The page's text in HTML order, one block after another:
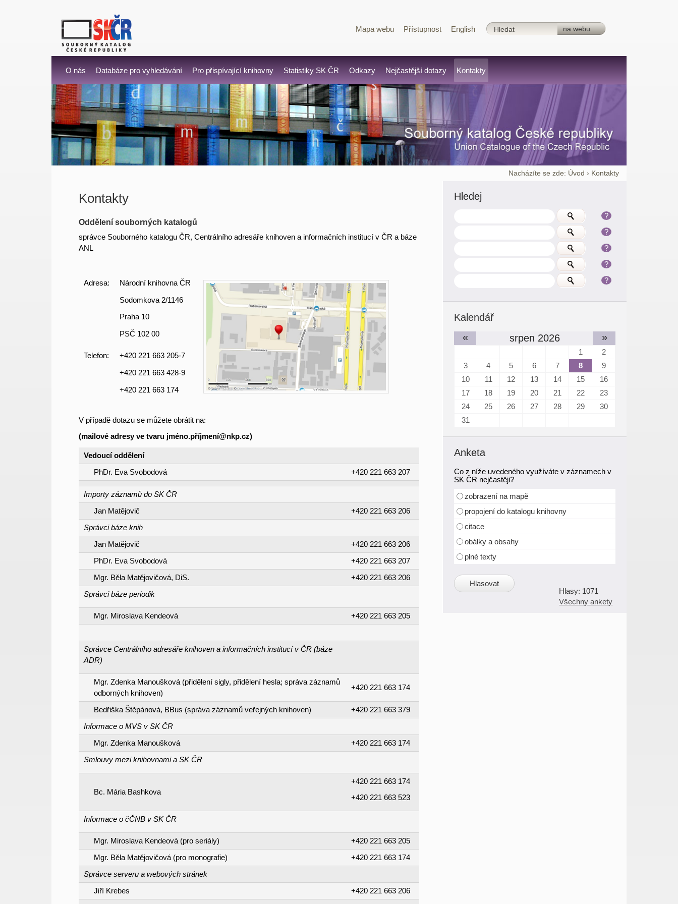
Mapa webu Přístupnost English
O nás Databáze pro vyhledávání Pro přispívající knihovny Statistiky SK ČR Odkazy Nejčastější dotazy Kontakty
Nacházíte se zde: Úvod › Kontakty
Kontakty
Oddělení souborných katalogů
správce Souborného katalogu ČR, Centrálního adresáře knihoven a informačních institucí v ČR a báze
ANL
Adresa:
Národní knihovna ČR
Sodomkova 2/1146
Praha 10
PSČ 102 00
Telefon:
+420 221 663 205-7
+420 221 663 428-9
+420 221 663 174
V případě dotazu se můžete obrátit na:
(mailové adresy ve tvaru jméno.příjmení@nkp.cz)
Vedoucí oddělení
PhDr. Eva Svobodová
+420 221 663 207
Importy záznamů do SK ČR
Jan Matějovič
+420 221 663 206
Správci báze knih
Jan Matějovič
+420 221 663 206
PhDr. Eva Svobodová
+420 221 663 207
Mgr. Běla Matějovičová, DiS.
+420 221 663 206
Správci báze periodik
Mgr. Miroslava Kendeová +420 221 663 205
Správce Centrálního adresáře knihoven a informačních institucí v ČR (báze
ADR)
Mgr. Zdenka Manoušková (přidělení sigly, přidělení hesla; správa záznamů
odborných knihoven)
+420 221 663 174
Bedřiška Štěpánová, BBus (správa záznamů veřejných knihoven)
+420 221 663 379
Informace o MVS v SK ČR
Mgr. Zdenka Manoušková
+420 221 663 174
Smlouvy mezi knihovnami a SK ČR
Bc. Mária Bashkova
+420 221 663 174
+420 221 663 523
Informace o čČNB v SK ČR
Mgr. Miroslava Kendeová (pro seriály)
+420 221 663 205
Mgr. Běla Matějovičová (pro monografie)
+420 221 663 174
Správce serveru a webových stránek
Jiří Krebes
+420 221 663 206
Hledej
?
?
?
?
?
Kalendář
«
srpen 2026 »
1
2
3
4 5 6 7 8
9
10
11 12 13 14 15
16
17
18 19 20 21 22
23
24
25 26 27 28 29
30
31
Anketa
Co z níže uvedeného využíváte v záznamech v
SK ČR nejčastěji?
zobrazení na mapě
propojení do katalogu knihovny
citace
obálky a obsahy
plné texty
1071
Všechny ankety